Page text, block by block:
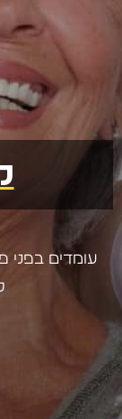
עומדים בפני